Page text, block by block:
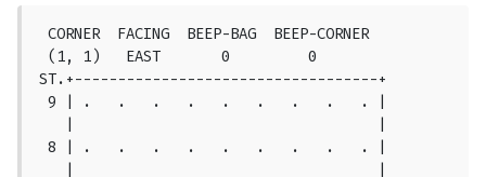
CORNER  FACING  BEEP-BAG  BEEP-CORNER
(1, 1)   EAST       0         0
ST.+-----------------------------------+
9 | .   .   .   .   .   .   .   .   . |
8 | .   .   .   .   .   .   .   .   . |